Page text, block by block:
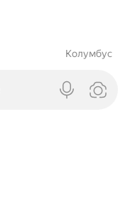
Колумбус